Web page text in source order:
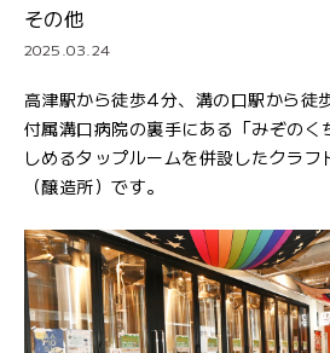
その他
2025.03.24
高津駅から徒歩4分、溝の口駅から徒
付属溝口病院の裏手にある「みぞのく
しめるタップルームを併設したクラフ
（醸造所）です。